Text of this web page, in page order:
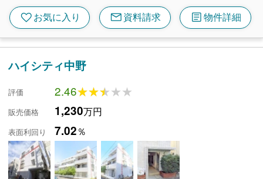
favoriteお気に入り mail資料請求 article物件詳細
ハイシティ中野
評価 2.46★★★★★
★★★★★
販売価格 1,230万円
表面利回り 7.02％